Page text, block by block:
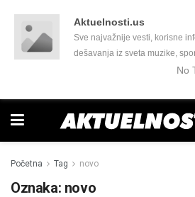
Aktuelnosti.us
Sve najvažnije vesti, korisne
dešavanja iz sveta muzike,
još mnogo toga zanimljivog.No
Početna Tag novo
Oznaka: novo